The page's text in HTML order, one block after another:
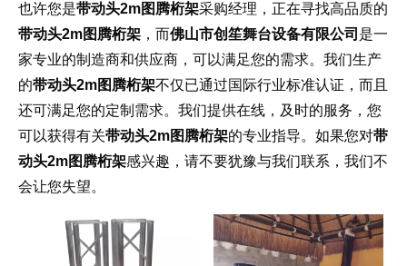
也许您是带动头2m图腾桁架采购经理，正在寻找高品质的
带动头2m图腾桁架 ，而佛山市创笙舞台设备有限公司 是一
家专业的制造商和供应商，可以满足您的需求。我们生产
的带动头2m图腾桁架不仅已通过国际行业标准认证，而且
还可满足您的定制需求。我们提供在线，及时的服务，您
可以获得有关带动头2m图腾桁架的专业指导。如果您对带
动头2m图腾桁架感兴趣，请不要犹豫与我们联系，我们不
会让您失望。